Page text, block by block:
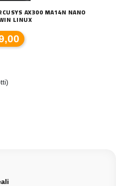
AX300 MA14N NANO
LINUX